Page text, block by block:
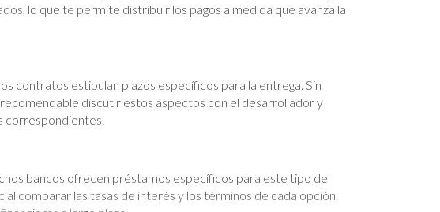
lo que te permite distribuir los pagos a medida que avanza la
contratos estipulan plazos específicos para la entrega. Sin
discutir estos aspectos con el desarrollador y
correspondientes.
bancos ofrecen préstamos específicos para este tipo de
comparar las tasas de interés y los términos de cada opción.